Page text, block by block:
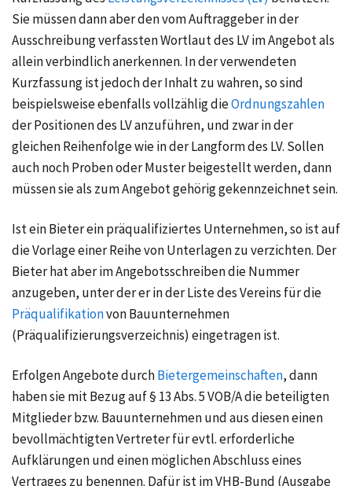
Sie müssen dann aber den vom Auftraggeber in der
Ausschreibung verfassten Wortlaut des LV im Angebot als
allein verbindlich anerkennen. In der verwendeten
Kurzfassung ist jedoch der Inhalt zu wahren, so sind
beispielsweise ebenfalls vollzählig dieOrdnungszahlen
der Positionen des LV anzuführen, und zwar in der
gleichen Reihenfolge wie in der Langform des LV. Sollen
auch noch Proben oder Muster beigestellt werden, dann
müssen sie als zum Angebot gehörig gekennzeichnet sein.
Ist ein Bieter ein präqualifiziertes Unternehmen, so ist auf
die Vorlage einer Reihe von Unterlagen zu verzichten. Der
Bieter hat aber im Angebotsschreiben die Nummer
anzugeben, unter der er in der Liste des Vereins für die
Präqualifikationvon Bauunternehmen
(Präqualifizierungsverzeichnis) eingetragen ist.
Erfolgen Angebote durchBietergemeinschaften, dann
haben sie mit Bezug auf § 13 Abs. 5 VOB/A die beteiligten
Mitglieder bzw. Bauunternehmen und aus diesen einen
bevollmächtigten Vertreter für evtl. erforderliche
Aufklärungen und einen möglichen Abschluss eines
Vertrages zu benennen. Dafür ist im VHB-Bund (Ausgabe